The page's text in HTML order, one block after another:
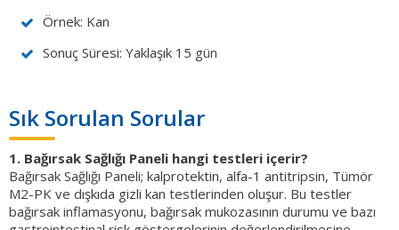
Örnek: Kan
Sonuç Süresi: Yaklaşık 15 gün
Sık Sorulan Sorular
1. Bağırsak Sağlığı Paneli hangi testleri içerir?
Bağırsak Sağlığı Paneli; kalprotektin, alfa-1 antitripsin, Tümör
M2-PK ve dışkıda gizli kan testlerinden oluşur. Bu testler
bağırsak inflamasyonu, bağırsak mukozasının durumu ve bazı